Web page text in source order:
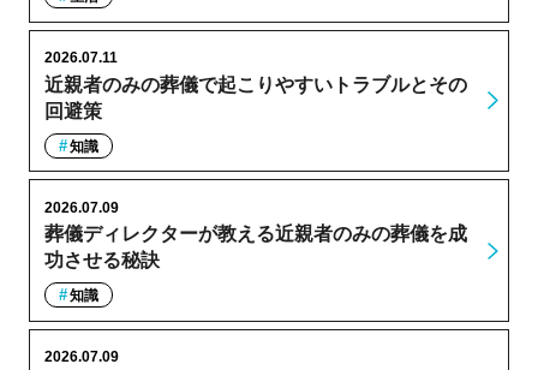
近親者のみの葬儀で起こりやすいトラブルとその
回避策
2026.07.11
知識
葬儀ディレクターが教える近親者のみの葬儀を成
功させる秘訣
2026.07.09
知識
2026.07.09